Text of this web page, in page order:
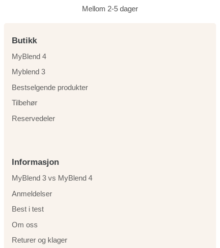
Mellom 2-5 dager
Butikk
MyBlend 4
Myblend 3
Bestselgende produkter
Tilbehør
Reservedeler
Informasjon
MyBlend 3 vs MyBlend 4
Anmeldelser
Best i test
Om oss
Returer og klager